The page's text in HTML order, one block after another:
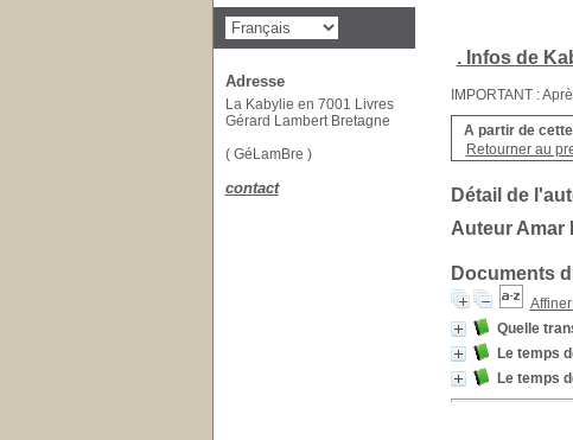
. Infos de
IMPORTANT :
A partir de
Retourner au
Détail de
Auteur Amar
Documents
Quelle
Le temps
Le temps
Adresse
La Kabylie en 7001 Livres
Gérard Lambert Bretagne
( GéLamBre )
contact